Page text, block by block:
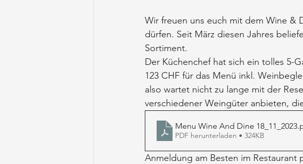
Wir freuen uns euch mit dem Wine &
dürfen. Seit März diesen Jahres
Sortiment.
Der Küchenchef hat sich ein tolles 5-
123 CHF für das Menü inkl.
also wartet nicht zu lange mit der
verschiedener Weingüter anbieten,
Menu Wine And Dine 18_11_2023
PDF herunterladen • 324KB
Anmeldung am Besten im Restaurant